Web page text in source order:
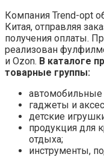
Компания Trend-opt
Китая, отправляя
получения оплаты.
реализован
и Ozon. В каталоге
товарные группы:
автомобильные
гаджеты и
детские
продукция для
отдыха;
инструменты,